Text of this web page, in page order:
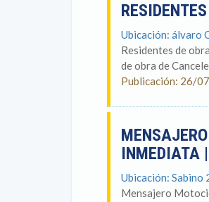
Ubicación: álvaro
Residentes de
de obra de
Publicación: 26/
INMEDIATA
Ubicación: Sabino
Mensajero